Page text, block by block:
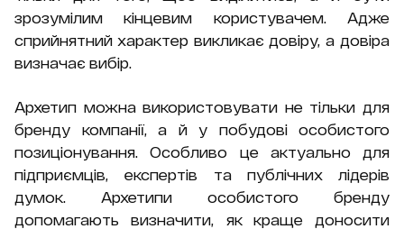
зрозумілим кінцевим користувачем. Адже
сприйнятний характер викликає довіру, а довіра
визначає вибір.
Архетип можна використовувати не тільки для
бренду компанії, а й у побудові особистого
позиціонування. Особливо це актуально для
підприємців, експертів та публічних лідерів
думок. Архетипи особистого бренду
допомагають визначити, як краще доносити